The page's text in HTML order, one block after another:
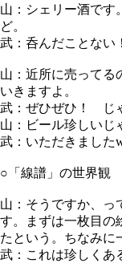
山：シェリー酒です
ど。
武：呑んだことない！
山：近所に売ってる
いきますよ。
武：ぜひぜひ！ じ
山：ビール珍しいじ
武：いただきました
○「線譜」の世界観
山：そうですか、っ
す。まずは一枚目の
たという。ちなみに
武：これは珍しくあ